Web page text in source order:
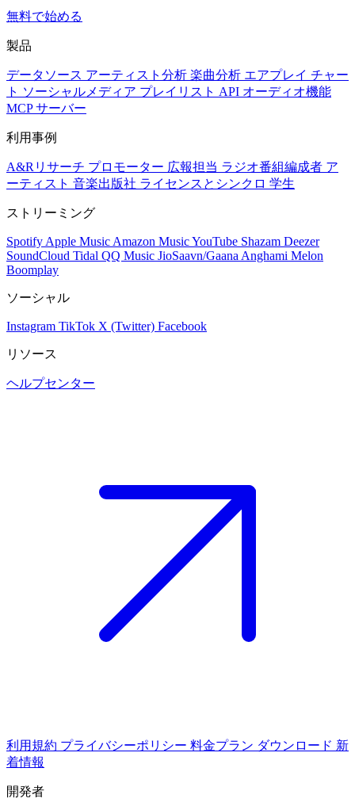
無料で始める
製品
データソース アーティスト分析 楽曲分析 エアプレイ チャー
ト ソーシャルメディア プレイリスト API オーディオ機能
MCP サーバー
利用事例
A&Rリサーチ プロモーター 広報担当 ラジオ番組編成者 ア
ーティスト 音楽出版社 ライセンスとシンクロ 学生
ストリーミング
Spotify Apple Music Amazon MusicYouTube Shazam Deezer
SoundCloud Tidal QQ Music JioSaavn/Gaana Anghami Melon
Boomplay
ソーシャル
Instagram TikTok X (Twitter) Facebook
リソース
ヘルプセンター
利用規約 プライバシーポリシー 料金プラン ダウンロード 新
着情報
開発者